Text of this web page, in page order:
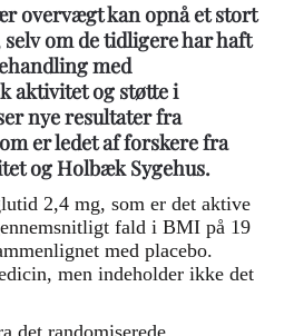
overvægt kan opnå et stort
om de tidligere har haft
med
aktivitet og støtte i
nye resultater fra
er ledet af forskere fra
og Holbæk Sygehus.
2,4 mg, som er det aktive
fald i BMI på 19
med placebo.
men indeholder ikke det
det randomiserede